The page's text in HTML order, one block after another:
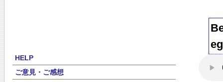
HELP
ご意見・ご感想